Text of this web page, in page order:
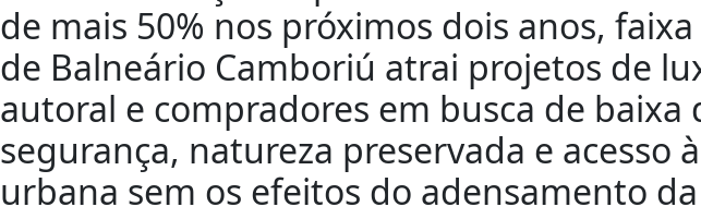
de mais 50% nos próximos dois anos,
de Balneário Camboriú atrai projetos de
autoral e compradores em busca de baixa
segurança, natureza preservada e acesso
urbana sem os efeitos do adensamento